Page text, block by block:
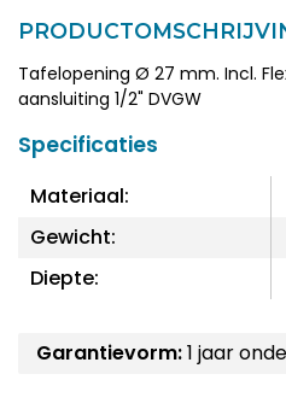
Tafelopening Ø 27 mm. Incl.
aansluiting 1/2" DVGW
Specificaties
Materiaal:
Gewicht:
Diepte:
Garantievorm:1 jaar